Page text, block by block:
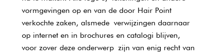
vormgevingen op en van de door Hair Point
verkochte zaken, alsmede verwijzingen daarnaar
op internet en in brochures en catalogi blijven,
voor zover deze onderwerp zijn van enig recht van